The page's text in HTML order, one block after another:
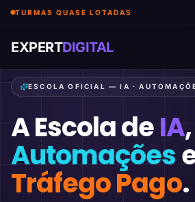
TURMAS QUASE LOTADAS
EXPERTDIGITAL
ESCOLA OFICIAL — IA ·
A Escola deIA,
Automações
Tráfego Pago.